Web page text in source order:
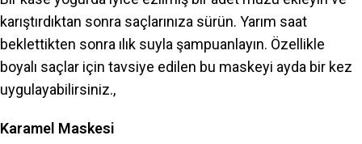
karıştırdıktan sonra saçlarınıza sürün. Yarım saat
beklettikten sonra ılık suyla şampuanlayın. Özellikle
boyalı saçlar için tavsiye edilen bu maskeyi ayda bir kez
uygulayabilirsiniz.,
Karamel Maskesi